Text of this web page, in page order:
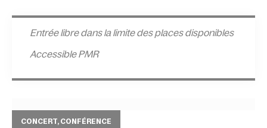
Entrée libre dans la limite des places disponibles
Accessible PMR
CONCERT, CONFÉRENCE